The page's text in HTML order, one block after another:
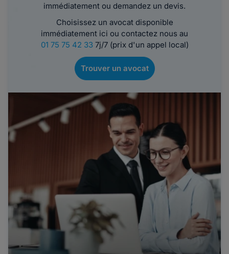
immédiatement ou demandez un devis.
Choisissez un avocat disponible
immédiatement ici ou contactez nous au
01 75 75 42 337j/7 (prix d'un appel local)
Trouver un avocat